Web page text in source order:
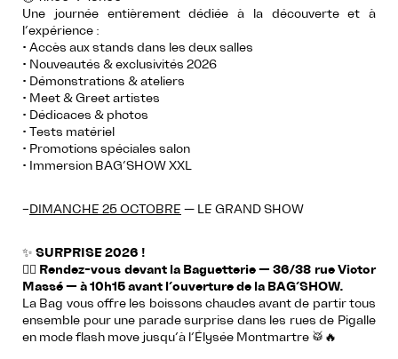
Une journée entièrement dédiée à la découverte et à
l’expérience :
• Accès aux stands dans les deux salles
• Nouveautés & exclusivités 2026
• Démonstrations & ateliers
• Meet & Greet artistes
• Dédicaces & photos
• Tests matériel
• Promotions spéciales salon
• Immersion BAG’SHOW XXL
–DIMANCHE 25 OCTOBRE — LE GRAND SHOW
✨ SURPRISE 2026 !
☝🏻 Rendez-vous devant la Baguetterie — 36/38 rue Victor
Massé — à 10h15 avant l’ouverture de la BAG’SHOW.
La Bag vous offre les boissons chaudes avant de partir tous
ensemble pour une parade surprise dans les rues de Pigalle
en mode flash move jusqu’à l’Élysée Montmartre 🥁🔥